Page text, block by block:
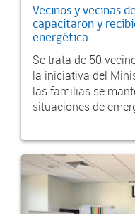
Vecinos y vecinas
capacitaron y
energética
Se trata de 50
la iniciativa del
las familias se
situaciones de